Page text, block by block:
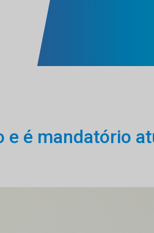
e é mandatório